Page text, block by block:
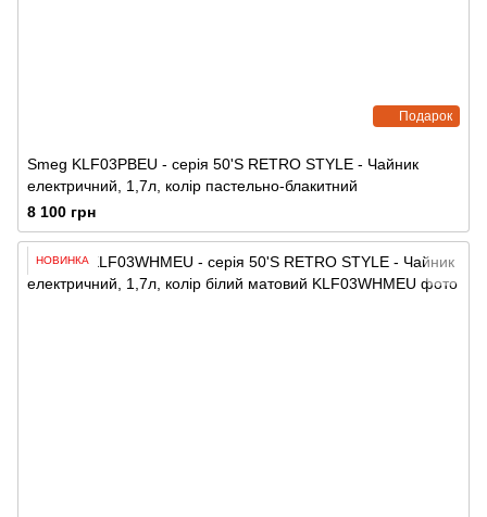
Подарок
Smeg KLF03PBEU - серія 50'S RETRO STYLE - Чайник
електричний, 1,7л, колір пастельно-блакитний
8 100 грн
НОВИНКА